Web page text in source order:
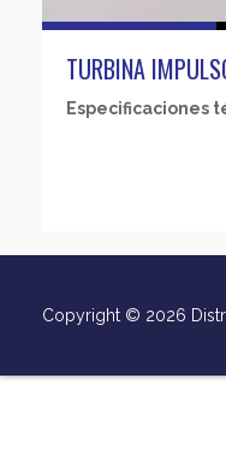
TURBINA
Especificaciones
Copyright © 2026